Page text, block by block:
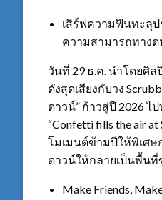
เสิร์ฟความฟินทะลุป
ความสามารถทาง
วันที่ 29 ธ.ค. นำโดยศิ
ดังสุดเสียงกับวง
ดาวน์” ก้าวสู่ปี 2026
“Confetti fills the air
โมเมนต์ข้ามปีให้พิเศษ
ดาวน์ให้กลายเป็นพื้นที่
Make Friends,